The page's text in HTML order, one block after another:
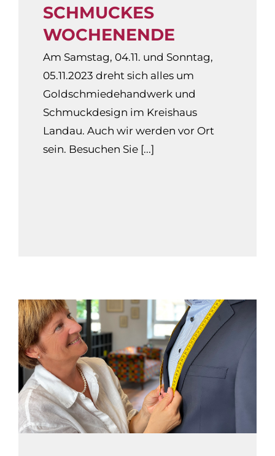
SCHMUCKES
WOCHENENDE
Am Samstag, 04.11. und Sonntag,
05.11.2023 dreht sich alles um
Goldschmiedehandwerk und
Schmuckdesign im Kreishaus
Landau. Auch wir werden vor Ort
sein. Besuchen Sie [...]